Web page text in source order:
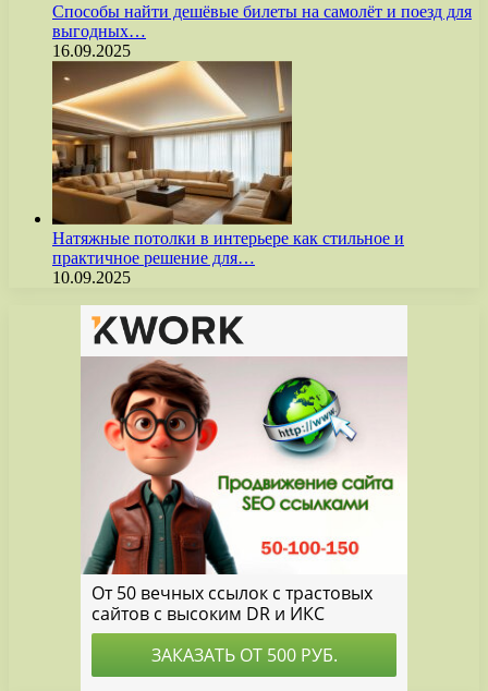
Способы найти дешёвые билеты на самолёт и поезд для
выгодных…
16.09.2025
Натяжные потолки в интерьере как стильное и
практичное решение для…
10.09.2025